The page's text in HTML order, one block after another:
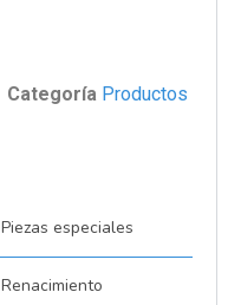
Categoría Productos
Piezas especiales
Renacimiento